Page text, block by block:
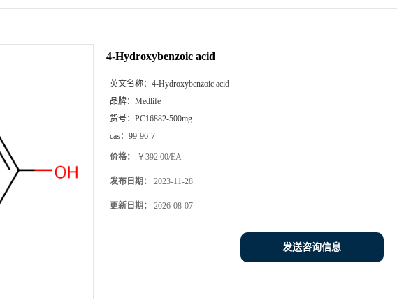
4-Hydroxybenzoic acid
英文名称： 4-Hydroxybenzoic acid
品牌： Medlife
货号： PC16882-500mg
cas： 99-96-7
价格： ￥392.00/EA
发布日期： 2023-11-28
更新日期： 2026-08-07
发送咨询信息